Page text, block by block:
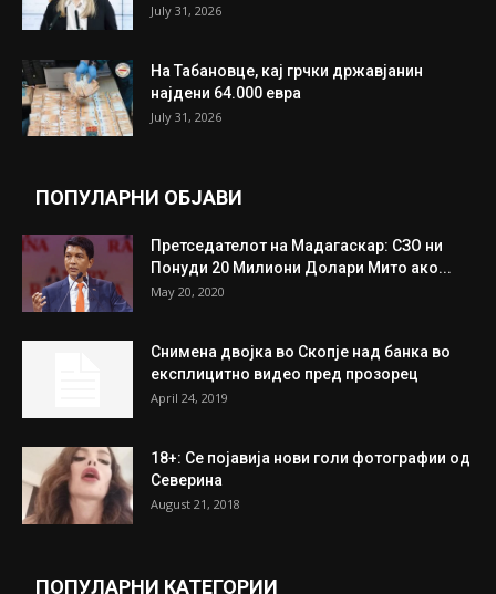
July 31, 2026
На Табановце, кај грчки државјанин
најдени 64.000 евра
July 31, 2026
ПОПУЛАРНИ ОБЈАВИ
Претседателот на Мадагаскар: СЗО ни
Понуди 20 Милиони Долари Мито ако...
May 20, 2020
Снимена двојка во Скопје над банка во
експлицитно видео пред прозорец
April 24, 2019
18+: Се појавија нови голи фотографии од
Северина
August 21, 2018
ПОПУЛАРНИ КАТЕГОРИИ